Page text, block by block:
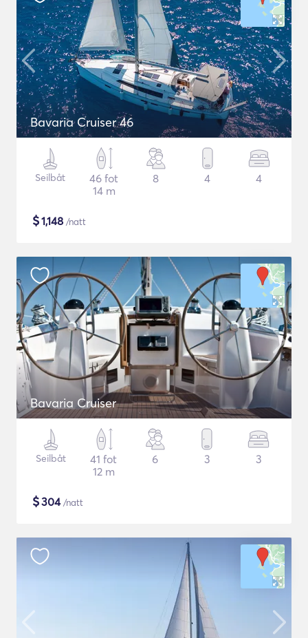
Bavaria Cruiser 46
Seilbåt
46 fot
14 m
8 4 4
$1,148 /natt
Bavaria Cruiser
Seilbåt
41 fot
12 m
6 3 3
$304/natt